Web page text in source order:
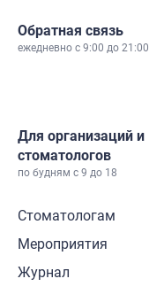
Обратная связь
ежедневно c 9:00 до 21:00
Для организаций и
стоматологов
по будням с 9 до 18
Стоматологам
Мероприятия
Журнал